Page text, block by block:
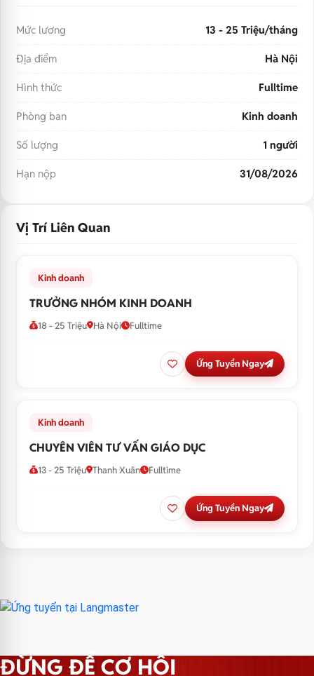
Mức lương 13 - 25 Triệu/tháng
Địa điểm Hà Nội
Hình thức Fulltime
Phòng ban Kinh doanh
Số lượng 1 người
Hạn nộp 31/08/2026
Vị Trí Liên Quan
Kinh doanh
TRƯỞNG NHÓM KINH DOANH
18 - 25 Triệu Hà Nội Fulltime
Ứng Tuyển Ngay
Kinh doanh
CHUYÊN VIÊN TƯ VẤN GIÁO DỤC
13 - 25 Triệu Thanh Xuân Fulltime
Ứng Tuyển Ngay
ĐỪNG ĐỂ CƠ HỘI